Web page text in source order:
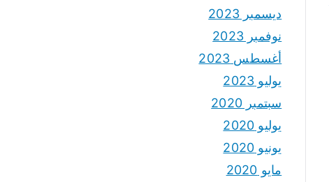
ديسمبر 2023
نوفمبر 2023
أغسطس 2023
يوليو 2023
سبتمبر 2020
يوليو 2020
يونيو 2020
مايو 2020